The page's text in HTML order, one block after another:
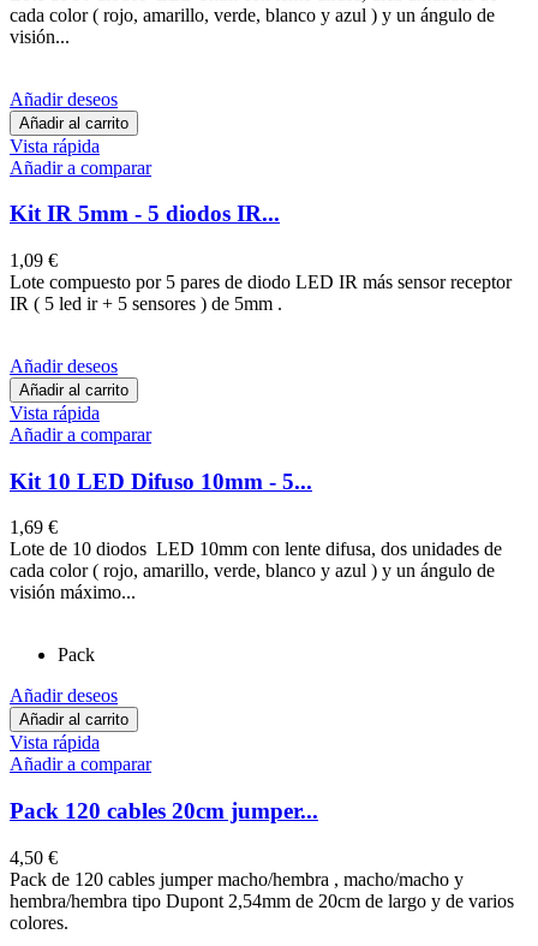
cada color ( rojo, amarillo, verde, blanco y azul ) y un ángulo de
visión...
Añadir deseos
Añadir al carrito
Vista rápida
Añadir a comparar
Kit IR 5mm - 5 diodos IR...
1,09 €
Lote compuesto por 5 pares de diodo LED IR más sensor receptor
IR ( 5 led ir + 5 sensores ) de 5mm .
Añadir deseos
Añadir al carrito
Vista rápida
Añadir a comparar
Kit 10 LED Difuso 10mm - 5...
1,69 €
Lote de 10 diodos LED 10mm con lente difusa, dos unidades de
cada color ( rojo, amarillo, verde, blanco y azul ) y un ángulo de
visión máximo...
Pack
Añadir deseos
Añadir al carrito
Vista rápida
Añadir a comparar
Pack 120 cables 20cm jumper...
4,50 €
Pack de 120 cables jumper macho/hembra , macho/macho y
hembra/hembra tipo Dupont 2,54mm de 20cm de largo y de varios
colores.